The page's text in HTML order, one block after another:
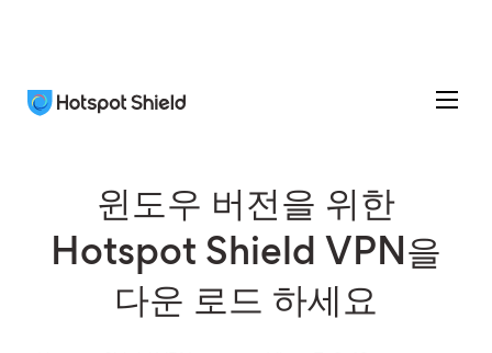
윈도우 버전을 위한
Hotspot Shield VPN을
다운 로드 하세요